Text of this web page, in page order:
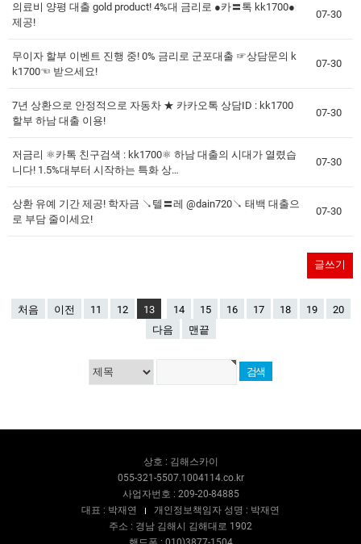
의료비 양평 대출 gold product! 4%대 금리로 ●카〓톡 kk1700●
제공!
07-30
무이자 할부 이벤트 진행 중! 0% 금리로 군포대출 ☞상담문의 k
k1700☜ 받으세요!
07-30
7년 상환으로 안정적으로 자동차 ★ 카카오톡 상담ID : kk1700
할부 하남 대출 이용!
07-30
저금리 ⚛카톡 친구검색 : kk1700⚛ 하남 대출의 시대가 열렸습
니다! 1.5%대부터 시작하는 특화 상…
07-30
상환 유예 기간 제공! 학자금 ↘텔〓레 @dain720↘ 태백 대출으
로 부담 줄이세요!
07-30
글쓰기
처음 이전 11 12 13 14 15 16 17 18 19
20
다음
맨끝
상호 : 김해스카이
055-321-5507.1004114.co.kr
사업자번호 : 209-20-84885
대표 : 박재연
개인정보책임자 성명 : 박재연
주소 : 경남 김해시 김해대로 1902